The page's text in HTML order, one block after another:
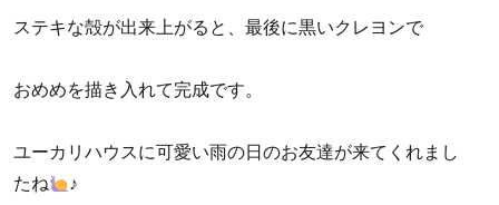
ステキな殻が出来上がると、最後に黒いクレヨンで
おめめを描き入れて完成です。
ユーカリハウスに可愛い雨の日のお友達が来てくれまし
たね
♪